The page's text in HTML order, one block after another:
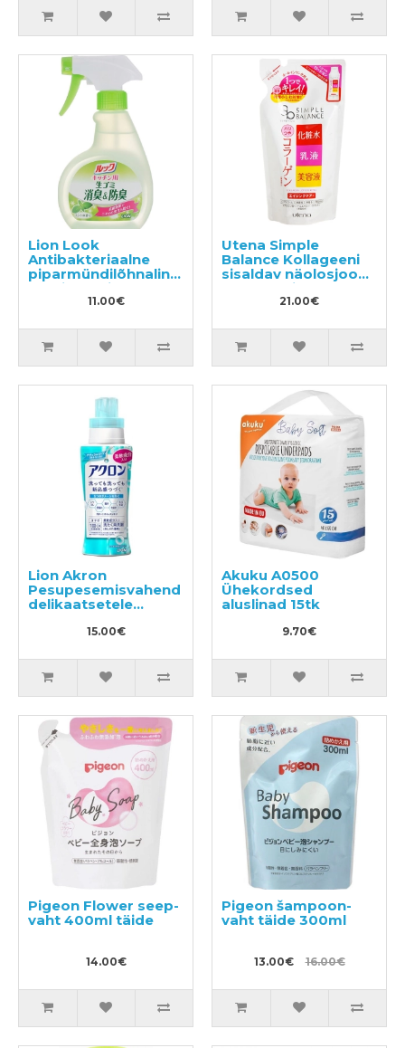
Lion Look
Antibakteriaalne
piparmündilõhnaline
sprei köögi
puhastamiseks
11.00€
Utena Simple
Balance Kollageeni
sisaldav näolosjoon-
kreem, täide 200ml
21.00€
Lion Akron
Pesupesemisvahend
delikaatsetele
15.00€
Akuku A0500
Ühekordsed
aluslinad 15tk
9.70€
Pigeon Flower seep-
vaht 400ml täide
14.00€
Pigeon šampoon-
vaht täide 300ml
13.00€ 16.00€